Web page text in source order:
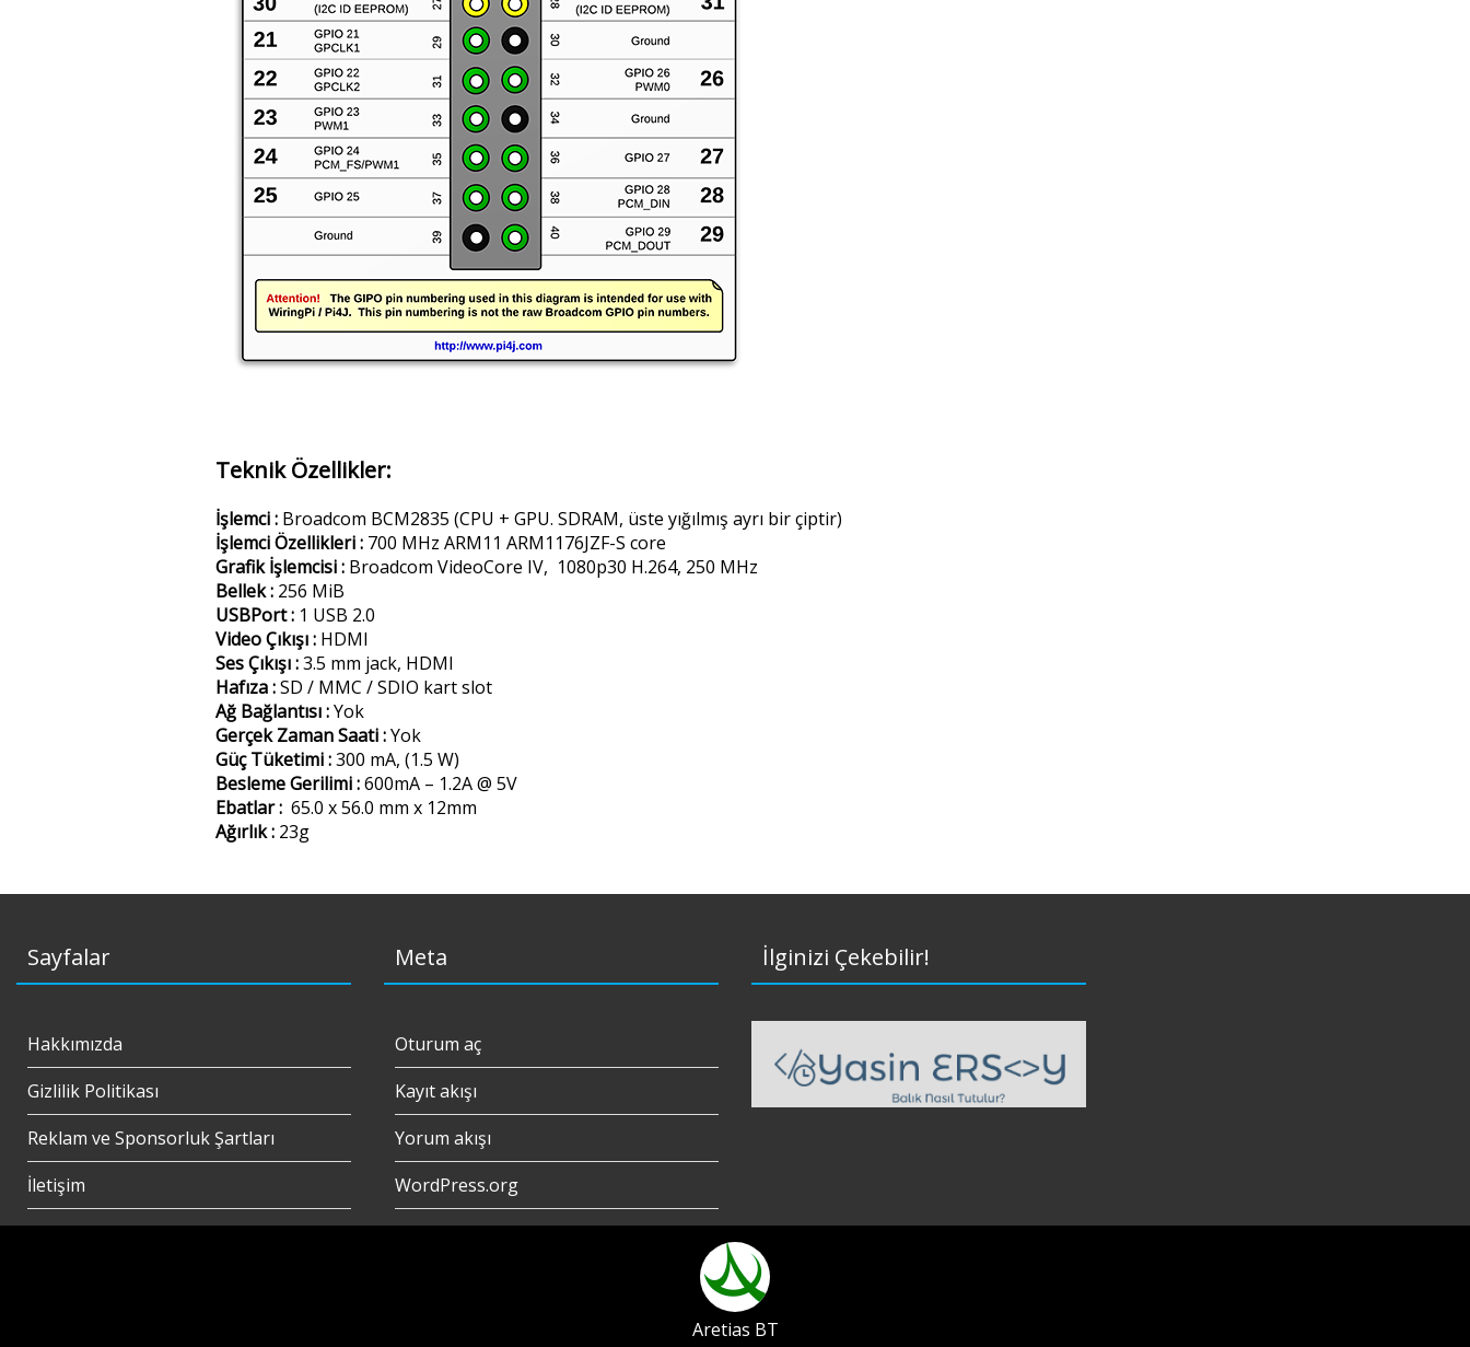
Teknik Özellikler:
İşlemci : Broadcom BCM2835 (CPU + GPU. SDRAM, üste yığılmış ayrı bir çiptir)
İşlemci Özellikleri : 700 MHz ARM11 ARM1176JZF-S core
Grafik İşlemcisi : Broadcom VideoCore IV, 1080p30 H.264, 250 MHz
Bellek : 256 MiB
USBPort : 1 USB 2.0
Video Çıkışı : HDMI
Ses Çıkışı :3.5 mm jack, HDMI
Hafıza :SD / MMC / SDIO kart slot
Ağ Bağlantısı :Yok
Gerçek Zaman Saati :Yok
Güç Tüketimi :300 mA, (1.5 W)
Besleme Gerilimi :600mA – 1.2A @ 5V
Ebatlar : 65.0 x 56.0 mm x 12mm
Ağırlık : 23g
Sayfalar
Hakkımızda
Gizlilik Politikası
Reklam ve Sponsorluk Şartları
İletişim
Meta
Oturum aç
Kayıt akışı
Yorum akışı
WordPress.org
İlginizi Çekebilir!
Aretias BT